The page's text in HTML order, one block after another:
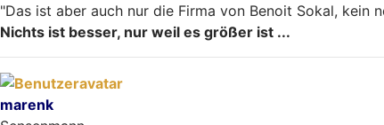
"Das ist aber auch nur die Firma von Benoit Sokal, kein
Nichts ist besser, nur weil es größer ist ...
marenk